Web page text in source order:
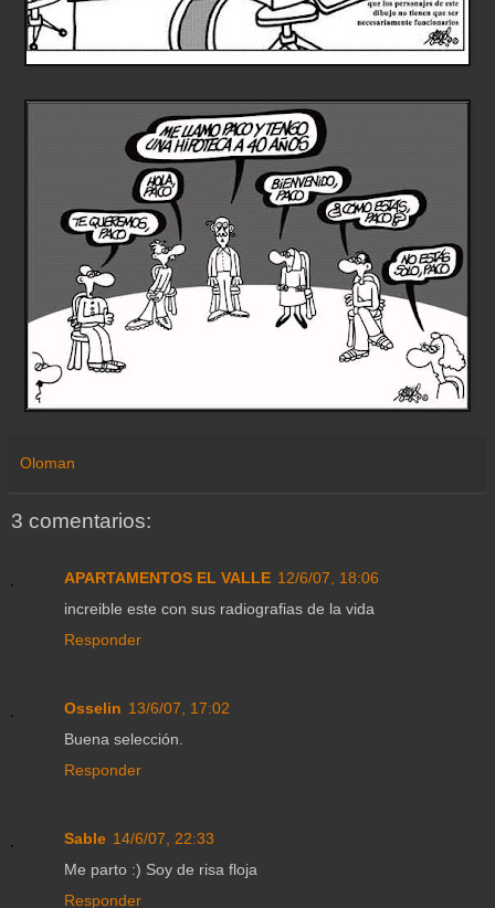
Oloman
3 comentarios:
APARTAMENTOS EL VALLE 12/6/07, 18:06
increible este con sus radiografias de la vida
Responder
Osselin 13/6/07, 17:02
Buena selección.
Responder
Sable 14/6/07, 22:33
Me parto :) Soy de risa floja
Responder